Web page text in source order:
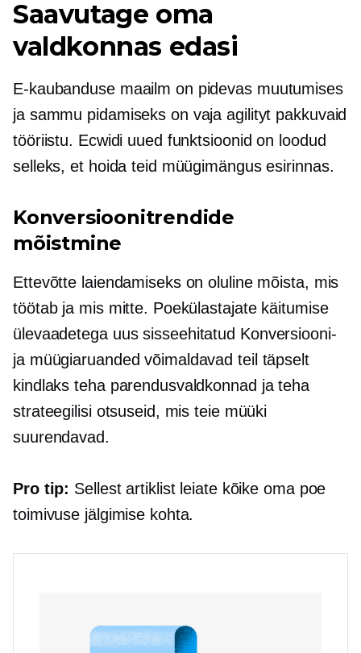
Saavutage oma
valdkonnas edasi
E-kaubanduse maailm on pidevas muutumises
ja sammu pidamiseks on vaja agilityt pakkuvaid
tööriistu. Ecwidi uued funktsioonid on loodud
selleks, et hoida teid müügimängus esirinnas.
Konversioonitrendide
mõistmine
Ettevõtte laiendamiseks on oluline mõista, mis
töötab ja mis mitte. Poekülastajate käitumise
ülevaadetega uussisseehitatud Konversiooni-
ja müügiaruanded võimaldavad teil täpselt
kindlaks teha parendusvaldkonnad ja teha
strateegilisi otsuseid, mis teie müüki
suurendavad.
Pro tip: Sellest artiklist leiate kõike oma poe
toimivuse jälgimise kohta.